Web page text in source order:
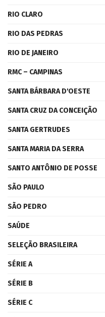
RIO CLARO
RIO DAS PEDRAS
RIO DE JANEIRO
RMC – CAMPINAS
SANTA BÁRBARA D'OESTE
SANTA CRUZ DA CONCEIÇÃO
SANTA GERTRUDES
SANTA MARIA DA SERRA
SANTO ANTÔNIO DE POSSE
SÃO PAULO
SÃO PEDRO
SAÚDE
SELEÇÃO BRASILEIRA
SÉRIE A
SÉRIE B
SÉRIE C